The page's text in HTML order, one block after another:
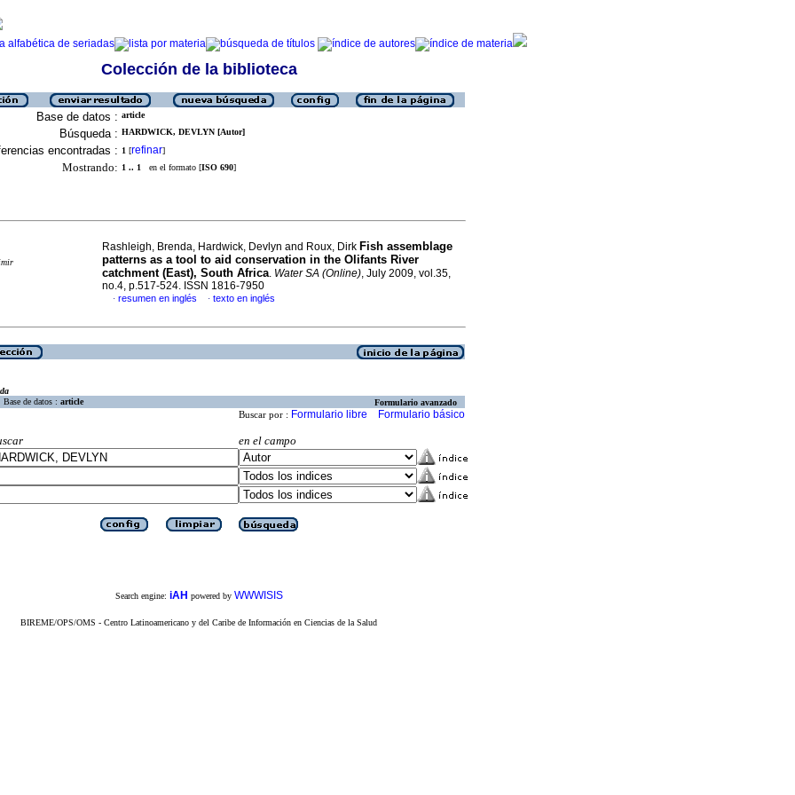
Colección de la biblioteca
Base de datos : article
Búsqueda : HARDWICK, DEVLYN [Autor]
encontradas : 1 [refinar]
Mostrando: 1 .. 1 en el formato [ISO 690]
Rashleigh, Brenda, Hardwick, Devlyn and Roux, Dirk Fish assemblage
patterns as a tool to aid conservation in the Olifants River
catchment (East), South Africa. Water SA (Online), July 2009, vol.35,
no.4, p.517-524. ISSN 1816-7950
· resumen en inglés · texto en inglés
Base de datos : article Formulario avanzado
Buscar por : Formulario libre Formulario básico
en el campo
Search engine: iAH powered by WWWISIS
BIREME/OPS/OMS - Centro Latinoamericano y del Caribe de Información en Ciencias de la Salud